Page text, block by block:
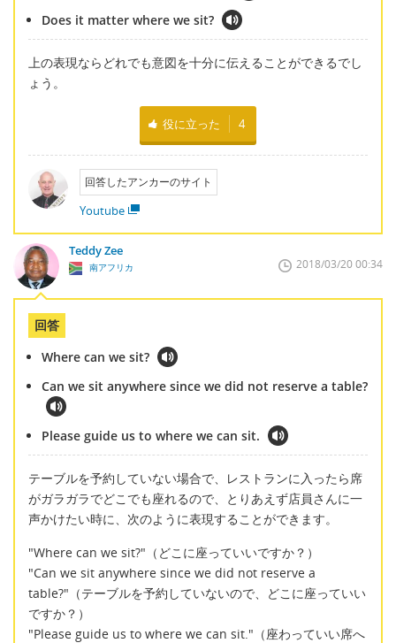
Does it matter where we sit?
上の表現ならどれでも意図を十分に伝えることができるでし
ょう。
役に立った 4
回答したアンカーのサイト
Youtube
Teddy Zee
南アフリカ 2018/03/20 00:34
回答
Where can we sit?
Can we sit anywhere since we did not reserve a table?
Please guide us to where we can sit.
テーブルを予約していない場合で、レストランに入ったら席
がガラガラでどこでも座れるので、とりあえず店員さんに一
声かけたい時に、次のように表現することができます。
"Where can we sit?"（どこに座っていいですか？）
"Can we sit anywhere since we did not reserve a
table?"（テーブルを予約していないので、どこに座っていい
ですか？）
"Please guide us to where we can sit."（座わっていい席へ